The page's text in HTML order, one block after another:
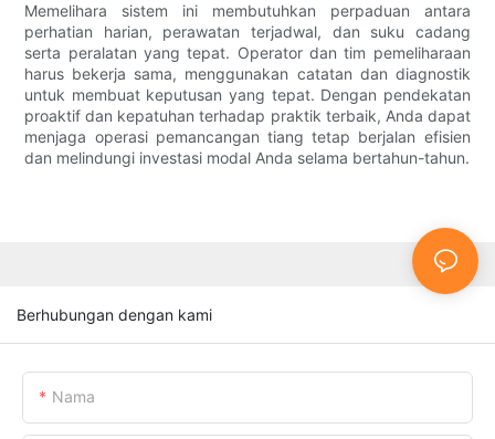
Memelihara sistem ini membutuhkan perpaduan antara
perhatian harian, perawatan terjadwal, dan suku cadang
serta peralatan yang tepat. Operator dan tim pemeliharaan
harus bekerja sama, menggunakan catatan dan diagnostik
untuk membuat keputusan yang tepat. Dengan pendekatan
proaktif dan kepatuhan terhadap praktik terbaik, Anda dapat
menjaga operasi pemancangan tiang tetap berjalan efisien
dan melindungi investasi modal Anda selama bertahun-tahun.
Berhubungan dengan kami
Nama